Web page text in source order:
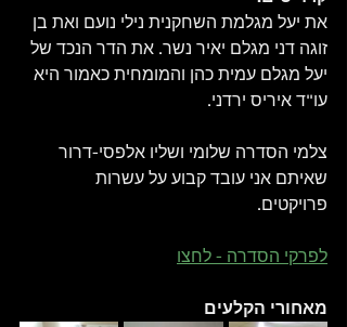
את יעל מגלמת השחקנית נילי נועם ואת בן
זוגה דני מגלם יאיר נשר. את הדר הנכד של
יעל מגלם עמית כהן והמומחית כאמור היא
עו"ד איריס ירדני.
צלמי הסדרה שלומי ושליו אלפסי-דרור
שאיתם אני עובד קבוע על עשרות
פרויקטים.
לפרקי הסדרה - לחצו
מאחורי הקלעים